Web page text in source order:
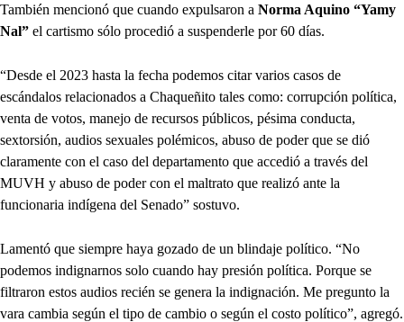
También mencionó que cuando expulsaron a Norma Aquino “Yamy
Nal” el cartismo sólo procedió a suspenderle por 60 días.
“Desde el 2023 hasta la fecha podemos citar varios casos de
escándalos relacionados a Chaqueñito tales como: corrupción política,
venta de votos, manejo de recursos públicos, pésima conducta,
sextorsión, audios sexuales polémicos, abuso de poder que se dió
claramente con el caso del departamento que accedió a través del
MUVH y abuso de poder con el maltrato que realizó ante la
funcionaria indígena del Senado” sostuvo.
Lamentó que siempre haya gozado de un blindaje político. “No
podemos indignarnos solo cuando hay presión política. Porque se
filtraron estos audios recién se genera la indignación. Me pregunto la
vara cambia según el tipo de cambio o según el costo político”, agregó.